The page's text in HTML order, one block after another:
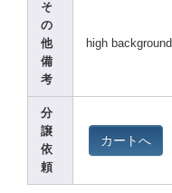
そ
の
他
備
考
high background
分
譲
依
頼
カートへ